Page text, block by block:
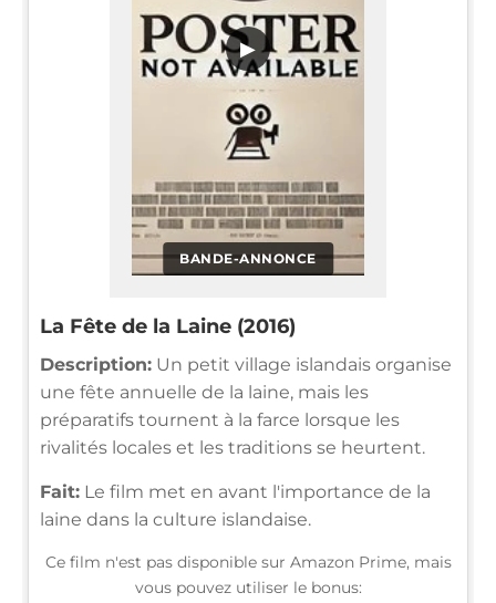
BANDE-ANNONCE
▶
La Fête de la Laine (2016)
Description: Un petit village islandais organise
une fête annuelle de la laine, mais les
préparatifs tournent à la farce lorsque les
rivalités locales et les traditions se heurtent.
Fait: Le film met en avant l'importance de la
laine dans la culture islandaise.
Ce film n'est pas disponible sur Amazon Prime, mais
vous pouvez utiliser le bonus: